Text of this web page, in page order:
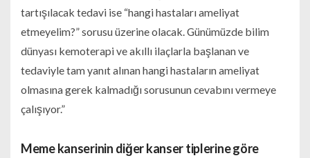
tartışılacak tedavi ise “hangi hastaları ameliyat
etmeyelim?” sorusu üzerine olacak. Günümüzde bilim
dünyası kemoterapi ve akıllı ilaçlarla başlanan ve
tedaviyle tam yanıt alınan hangi hastaların ameliyat
olmasına gerek kalmadığı sorusunun cevabını vermeye
çalışıyor.”
Meme kanserinin diğer kanser tiplerine göre